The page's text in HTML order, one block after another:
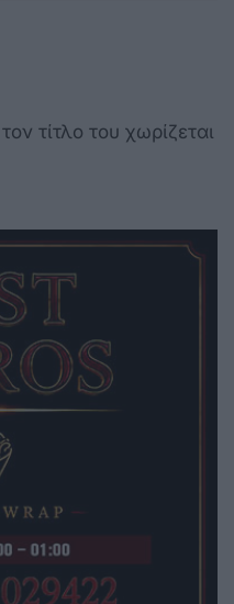
τίτλο του χωρίζεται